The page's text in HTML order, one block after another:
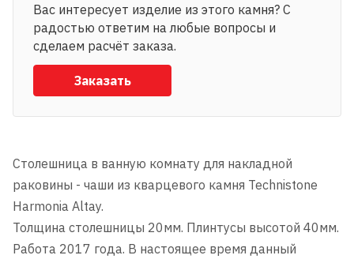
Вас интересует изделие из этого камня? С
радостью ответим на любые вопросы и
сделаем расчёт заказа.
Заказать
Столешница в ванную комнату для накладной
раковины - чаши из кварцевого камня Technistone
Harmonia Altay.
Толщина столешницы 20мм. Плинтусы высотой 40мм.
Работа 2017 года. В настоящее время данный